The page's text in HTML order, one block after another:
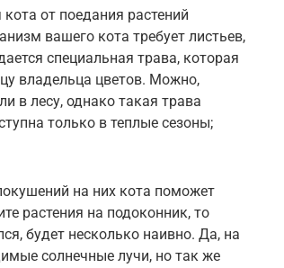
от поедания растений
вашего кота требует листьев,
специальная трава, которая
владельца цветов. Можно,
в лесу, однако такая трава
только в теплые сезоны;
на них кота поможет
растения на подоконник, то
будет несколько наивно. Да, на
солнечные лучи, но так же